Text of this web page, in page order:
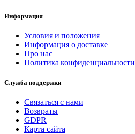
Информация
Условия и положения
Информация о доставке
Про нас
Политика конфиденциальности
Служба поддержки
Связаться с нами
Возвраты
GDPR
Карта сайта